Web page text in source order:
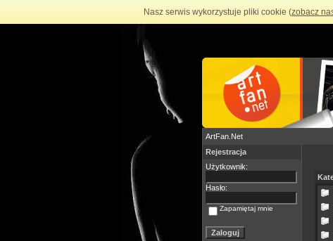
Nasz serwis wykorzystuje pliki cookie (zobacz
ArtFan.Net
Rejestracja
Użytkownik:
Hasło:
Zapamiętaj mnie